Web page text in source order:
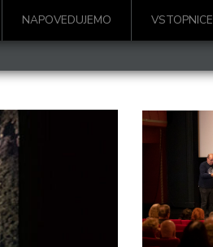
NAPOVEDUJEMO VSTOPNICE